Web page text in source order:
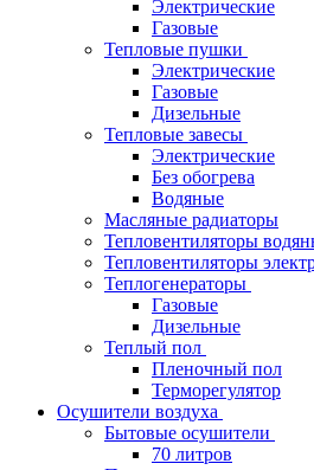
Электрические
Газовые
Тепловые пушки
Электрические
Газовые
Дизельные
Тепловые завесы
Электрические
Без обогрева
Водяные
Масляные радиаторы
Тепловентиляторы
Тепловентиляторы
Теплогенераторы
Газовые
Дизельные
Теплый пол
Пленочный пол
Терморегулятор
Осушители воздуха
Бытовые осушители
70 литров